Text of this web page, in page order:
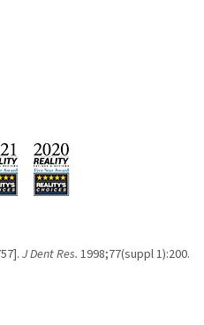
J Dent Res. 1998;77(suppl 1):200.